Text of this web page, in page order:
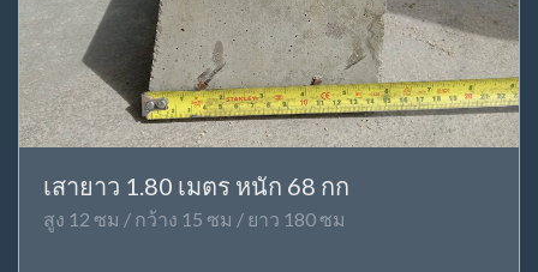
เสายาว 1.80 เมตร หนัก 68 กก
สูง 12 ซม / กว้าง 15 ซม / ยาว 180 ซม